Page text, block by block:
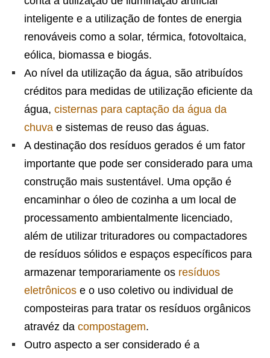
inteligente e a utilização de fontes de energia
renováveis ​​como a solar, térmica, fotovoltaica,
eólica, biomassa e biogás.
Ao nível da utilização da água, são atribuídos
créditos para medidas de utilização eficiente da
água, cisternas para captação da água da
chuva e sistemas de reuso das águas.
A destinação dos resíduos gerados é um fator
importante que pode ser considerado para uma
construção mais sustentável. Uma opção é
encaminhar o óleo de cozinha a um local de
processamento ambientalmente licenciado,
além de utilizar trituradores ou compactadores
de resíduos sólidos e espaços específicos para
armazenar temporariamente os resíduos
eletrônicos e o uso coletivo ou individual de
composteiras para tratar os resíduos orgânicos
atravéz da compostagem.
Outro aspecto a ser considerado é a